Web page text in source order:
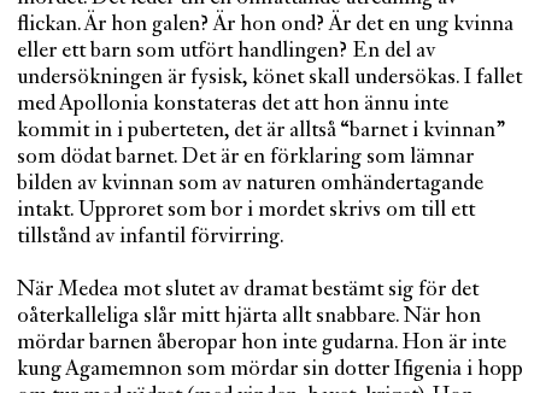
flickan. Är hon galen? Är hon ond? Är det en ung kvinna
eller ett barn som utfört handlingen? En del av
undersökningen är fysisk, könet skall undersökas. I fallet
med Apollonia konstateras det att hon ännu inte
kommit in i puberteten, det är alltså “barnet i kvinnan”
som dödat barnet. Det är en förklaring som lämnar
bilden av kvinnan som av naturen omhändertagande
intakt. Upproret som bor i mordet skrivs om till ett
tillstånd av infantil förvirring.
När Medea mot slutet av dramat bestämt sig för det
oåterkalleliga slår mitt hjärta allt snabbare. När hon
mördar barnen åberopar hon inte gudarna. Hon är inte
kung Agamemnon som mördar sin dotter Ifigenia i hopp